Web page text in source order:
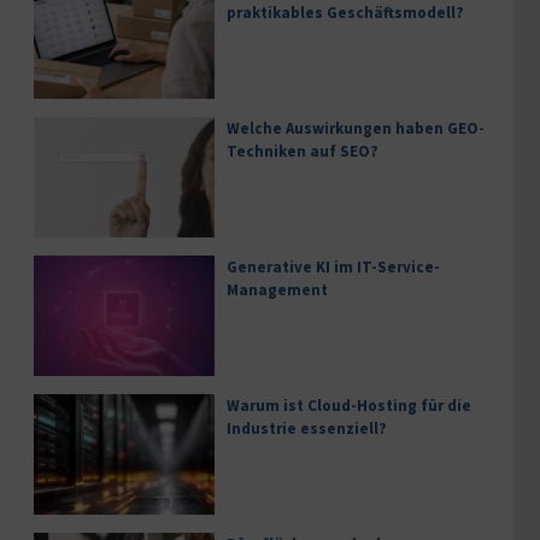
praktikables Geschäftsmodell?
Welche Auswirkungen haben GEO-
Techniken auf SEO?
Generative KI im IT-Service-
Management
Warum ist Cloud-Hosting für die
Industrie essenziell?